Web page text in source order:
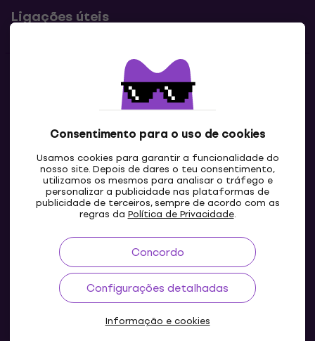
Consentimento para o uso de cookies
Usamos cookies para garantir a funcionalidade do
nosso site. Depois de dares o teu consentimento,
utilizamos os mesmos para analisar o tráfego e
personalizar a publicidade nas plataformas de
publicidade de terceiros, sempre de acordo com as
regras da Política de Privacidade.
Concordo
Configurações detalhadas
Informação e cookies
Ligações úteis
Contatos
Contacta-nos
PT